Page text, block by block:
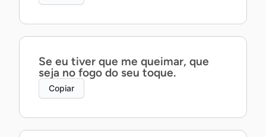
Se eu tiver que me queimar, que
seja no fogo do seu toque.
Copiar